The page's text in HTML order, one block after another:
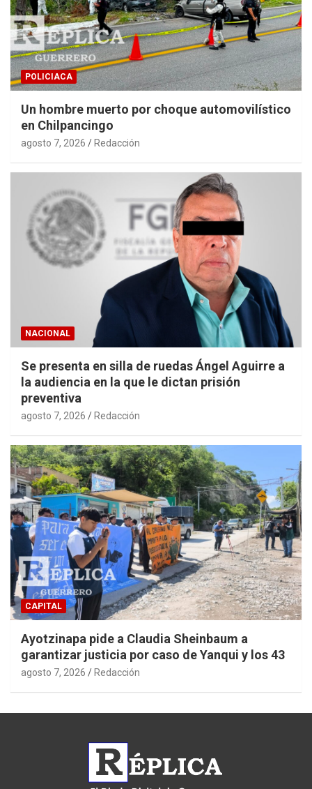
POLICIACA
Un hombre muerto por choque automovilístico
en Chilpancingo
agosto 7, 2026 Redacción
NACIONAL
Se presenta en silla de ruedas Ángel Aguirre a
la audiencia en la que le dictan prisión
preventiva
agosto 7, 2026 Redacción
CAPITAL
Ayotzinapa pide a Claudia Sheinbaum a
garantizar justicia por caso de Yanqui y los 43
agosto 7, 2026 Redacción